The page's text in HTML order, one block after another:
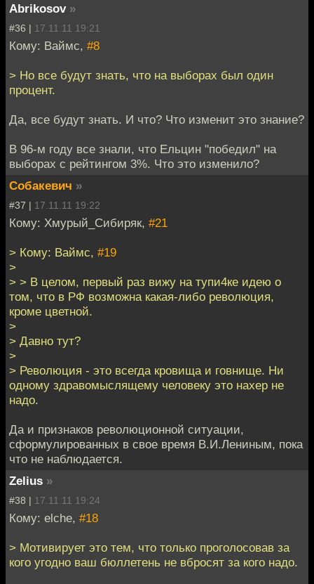
Abrikosov »
#36 | 17.11.11 19:21
Кому: Ваймс, #8
> Но все будут знать, что на выборах был один
процент.
Да, все будут знать. И что? Что изменит это знание?
В 96-м году все знали, что Ельцин "победил" на
выборах с рейтингом 3%. Что это изменило?
Собакевич »
#37 | 17.11.11 19:22
Кому: Хмурый_Сибиряк, #21
> Кому: Ваймс, #19
>
> > В целом, первый раз вижу на тупи4ке идею о
том, что в РФ возможна какая-либо революция,
кроме цветной.
>
> Давно тут?
>
> Революция - это всегда кровища и говнище. Ни
одному здравомыслящему человеку это нахер не
надо.
Да и признаков революционной ситуации,
сформулированных в свое время В.И.Лениным, пока
что не наблюдается.
Zelius »
#38 | 17.11.11 19:24
Кому: elche, #18
> Мотивирует это тем, что только проголосовав за
кого угодно ваш бюллетень не вбросят за кого надо.